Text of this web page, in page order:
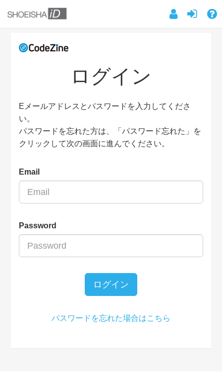
ログイン
Eメールアドレスとパスワードを入力してくださ
い。
パスワードを忘れた方は、「パスワード忘れた」を
クリックして次の画面に進んでください。
Email
Password
ログイン
パスワードを忘れた場合はこちら